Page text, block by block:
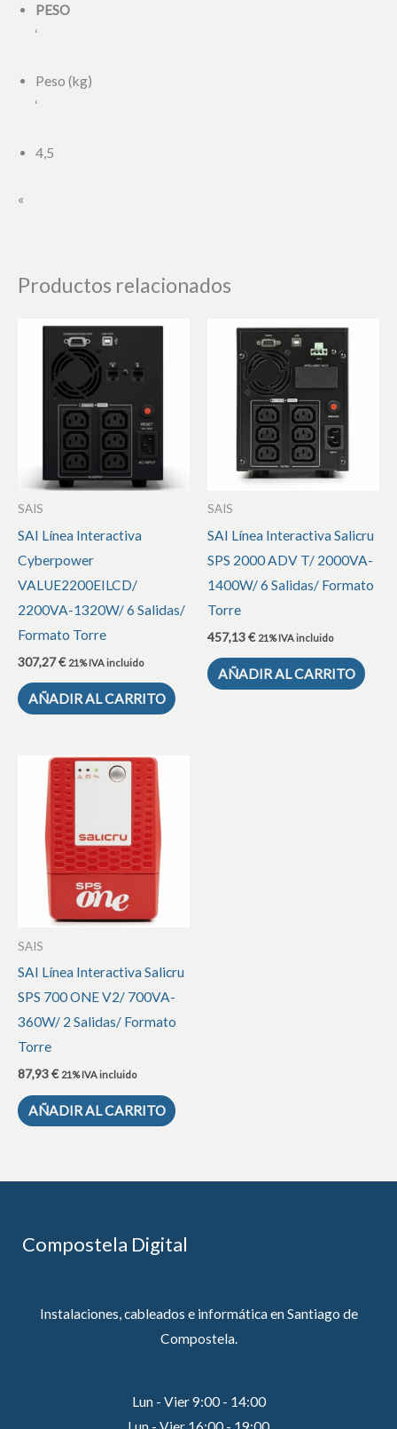
PESO
‘
Peso (kg)
‘
4,5
«
Productos relacionados
SAIS
SAI Línea Interactiva
Cyberpower
VALUE2200EILCD/
2200VA-1320W/ 6 Salidas/
Formato Torre
307,27€ 21% IVA incluido
AÑADIR AL CARRITO
SAIS
SAI Línea Interactiva Salicru
SPS 2000 ADV T/ 2000VA-
1400W/ 6 Salidas/ Formato
Torre
457,13€ 21% IVA incluido
AÑADIR AL CARRITO
SAIS
SAI Línea Interactiva Salicru
SPS 700 ONE V2/ 700VA-
360W/ 2 Salidas/ Formato
Torre
87,93€ 21% IVA incluido
AÑADIR AL CARRITO
Compostela Digital
Instalaciones, cableados e informática en Santiago de
Compostela.
Lun - Vier 9:00 - 14:00